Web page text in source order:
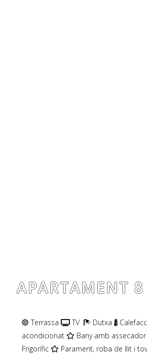
APARTAMENT
Terrassa TV Dutxa
acondicionat
Bany amb
Frigorífic
Parament, roba de llit i